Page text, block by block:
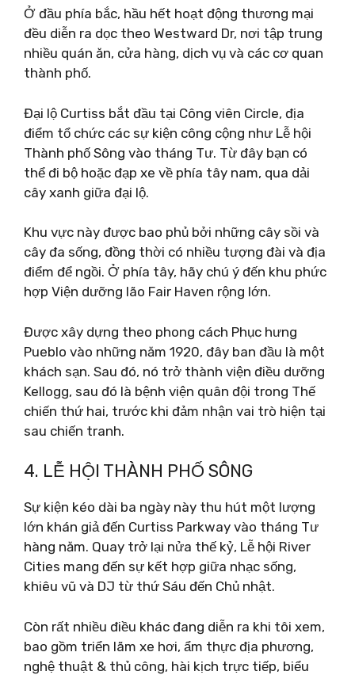
Ở đầu phía bắc, hầu hết hoạt động thương mại
đều diễn ra dọc theo Westward Dr, nơi tập trung
nhiều quán ăn, cửa hàng, dịch vụ và các cơ quan
thành phố.
Đại lộ Curtiss bắt đầu tại Công viên Circle, địa
điểm tổ chức các sự kiện công cộng như Lễ hội
Thành phố Sông vào tháng Tư. Từ đây bạn có
thể đi bộ hoặc đạp xe về phía tây nam, qua dải
cây xanh giữa đại lộ.
Khu vực này được bao phủ bởi những cây sồi và
cây đa sống, đồng thời có nhiều tượng đài và địa
điểm để ngồi. Ở phía tây, hãy chú ý đến khu phức
hợp Viện dưỡng lão Fair Haven rộng lớn.
Được xây dựng theo phong cách Phục hưng
Pueblo vào những năm 1920, đây ban đầu là một
khách sạn. Sau đó, nó trở thành viện điều dưỡng
Kellogg, sau đó là bệnh viện quân đội trong Thế
chiến thứ hai, trước khi đảm nhận vai trò hiện tại
sau chiến tranh.
4. LỄ HỘI THÀNH PHỐ SÔNG
Sự kiện kéo dài ba ngày này thu hút một lượng
lớn khán giả đến Curtiss Parkway vào tháng Tư
hàng năm. Quay trở lại nửa thế kỷ, Lễ hội River
Cities mang đến sự kết hợp giữa nhạc sống,
khiêu vũ và DJ từ thứ Sáu đến Chủ nhật.
Còn rất nhiều điều khác đang diễn ra khi tôi xem,
bao gồm triển lãm xe hơi, ẩm thực địa phương,
nghệ thuật & thủ công, hài kịch trực tiếp, biểu